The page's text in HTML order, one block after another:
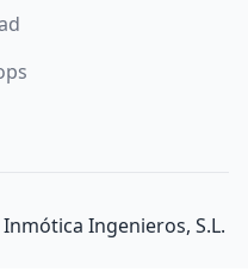
Ingenieros, S.L.